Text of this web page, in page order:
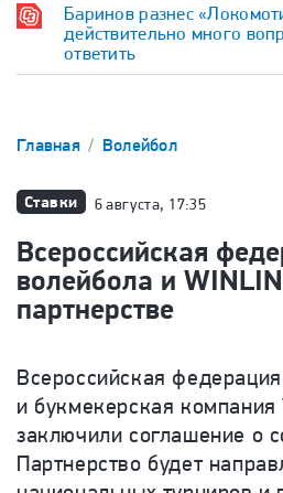
Баринов разнес
действительно много
ответить
Главная Волейбол
Ставки 6 августа, 17:35
Всероссийская
волейбола и
партнерстве
Всероссийская
и букмекерская компания
заключили соглашение о
Партнерство будет